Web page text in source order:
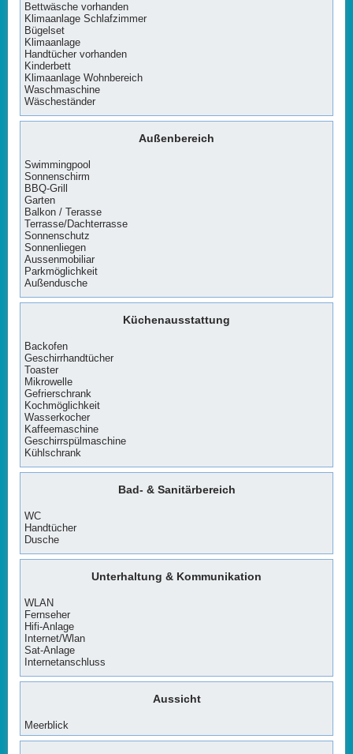
Bettwäsche vorhanden
Klimaanlage Schlafzimmer
Bügelset
Klimaanlage
Handtücher vorhanden
Kinderbett
Klimaanlage Wohnbereich
Waschmaschine
Wäscheständer
Außenbereich
Swimmingpool
Sonnenschirm
BBQ-Grill
Garten
Balkon / Terasse
Terrasse/Dachterrasse
Sonnenschutz
Sonnenliegen
Aussenmobiliar
Parkmöglichkeit
Außendusche
Küchenausstattung
Backofen
Geschirrhandtücher
Toaster
Mikrowelle
Gefrierschrank
Kochmöglichkeit
Wasserkocher
Kaffeemaschine
Geschirrspülmaschine
Kühlschrank
Bad- & Sanitärbereich
WC
Handtücher
Dusche
Unterhaltung & Kommunikation
WLAN
Fernseher
Hifi-Anlage
Internet/Wlan
Sat-Anlage
Internetanschluss
Aussicht
Meerblick